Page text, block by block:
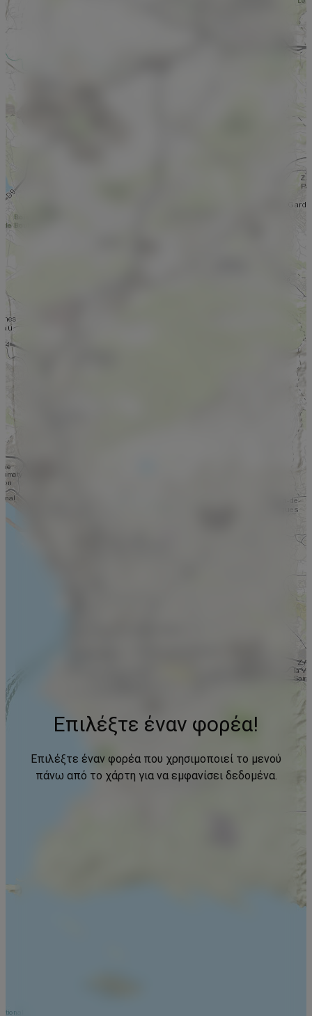
Επιλέξτε έναν φορέα!
Επιλέξτε έναν φορέα που χρησιμοποιεί το μενού
πάνω από το χάρτη για να εμφανίσει δεδομένα.